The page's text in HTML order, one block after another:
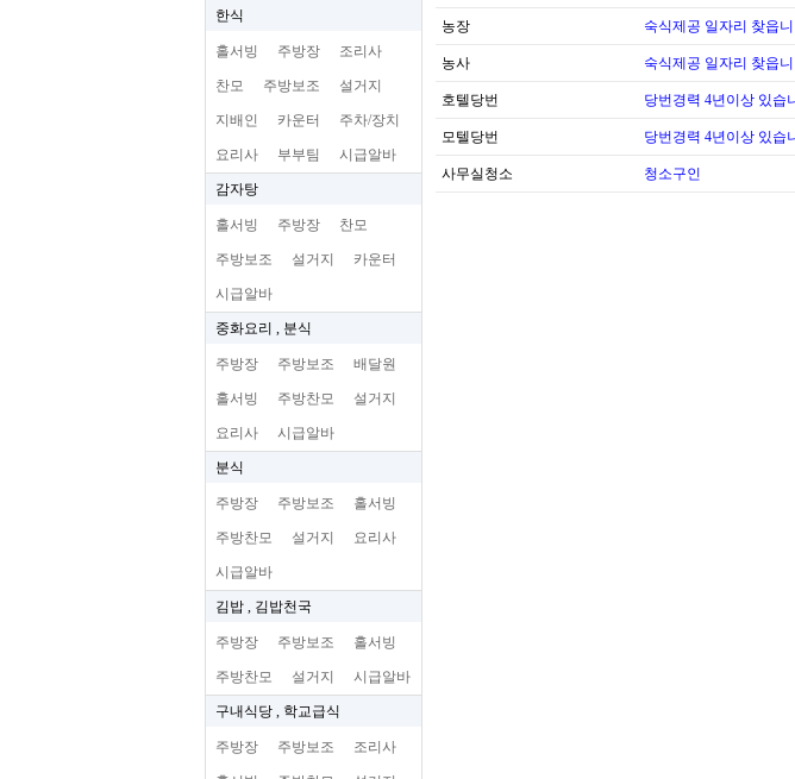
한식
홀서빙 주방장 조리사
찬모 주방보조 설거지
지배인 카운터 주차/장치
요리사 부부팀 시급알바
감자탕
홀서빙 주방장 찬모
주방보조 설거지 카운터
시급알바
중화요리 , 분식
주방장 주방보조 배달원
홀서빙 주방찬모 설거지
요리사 시급알바
분식
주방장 주방보조 홀서빙
주방찬모 설거지 요리사
시급알바
김밥 , 김밥천국
주방장 주방보조 홀서빙
주방찬모 설거지 시급알바
구내식당 , 학교급식
주방장 주방보조 조리사
농장 숙식제공 일자리 찾읍
농사 숙식제공 일자리 찾읍
호텔당번 당번경력 4년이상 있습
모텔당번 당번경력 4년이상 있습
사무실청소 청소구인